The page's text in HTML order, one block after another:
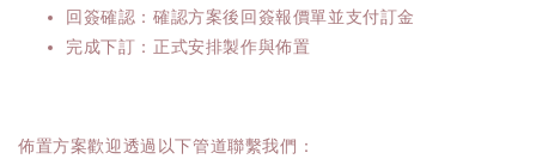
回簽確認：確認方案後回簽報價單並支付訂金
完成下訂：正式安排製作與佈置
佈置方案歡迎透過以下管道聯繫我們：